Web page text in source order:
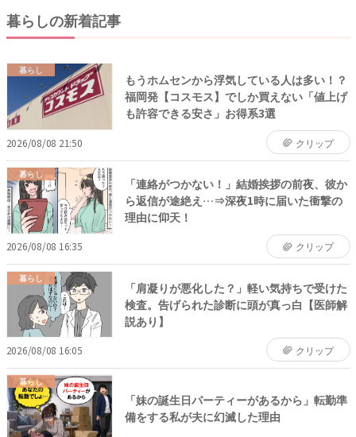
暮らしの新着記事
暮らし
もうホムセンから浮気している人は多い！？
福岡発【コスモス】でしか買えない「値上げ
も許容できる安さ」お得系3選
2026/08/08 21:50 クリップ
暮らし
「連絡がつかない！」結婚挨拶の前夜、彼か
ら返信が途絶え…⇒深夜1時に届いた衝撃の
理由に仰天！
2026/08/08 16:35 クリップ
暮らし
「肩凝りが悪化した？」軽い気持ちで受けた
検査。告げられた診断に頭が真っ白【医師解
説あり】
2026/08/08 16:05 クリップ
暮らし
「妹の誕生日パーティーがあるから」転勤準
備をする私が夫に幻滅した理由